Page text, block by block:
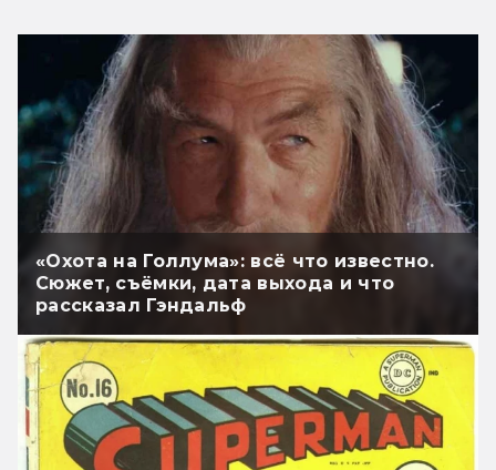
«Охота на Голлума»: всё что известно.
Сюжет, съёмки, дата выхода и что
рассказал Гэндальф